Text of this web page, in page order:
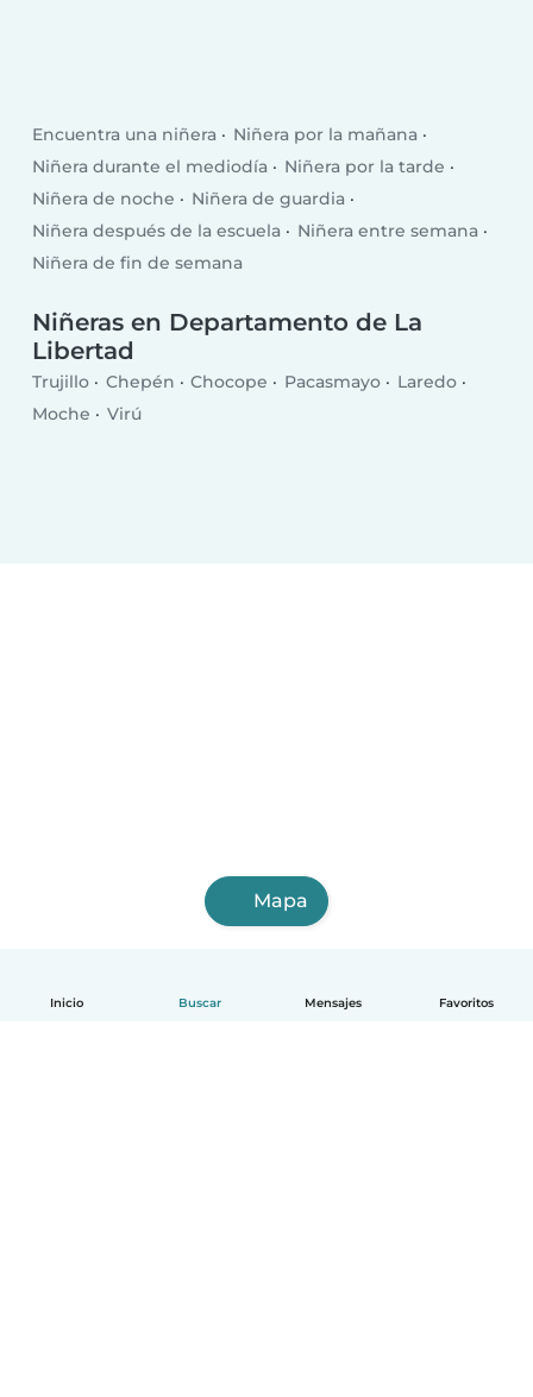
Inicio Buscar Mensajes Favoritos
Encuentra una niñera
Niñera por la mañana
Niñera durante el mediodía
Niñera por la tarde
Niñera de noche
Niñera de guardia
Niñera después de la escuela
Niñera entre semana
Niñera de fin de semana
Niñeras en Departamento de La
Libertad
Trujillo Chepén Chocope Pacasmayo
Laredo
Moche
Virú
Mapa